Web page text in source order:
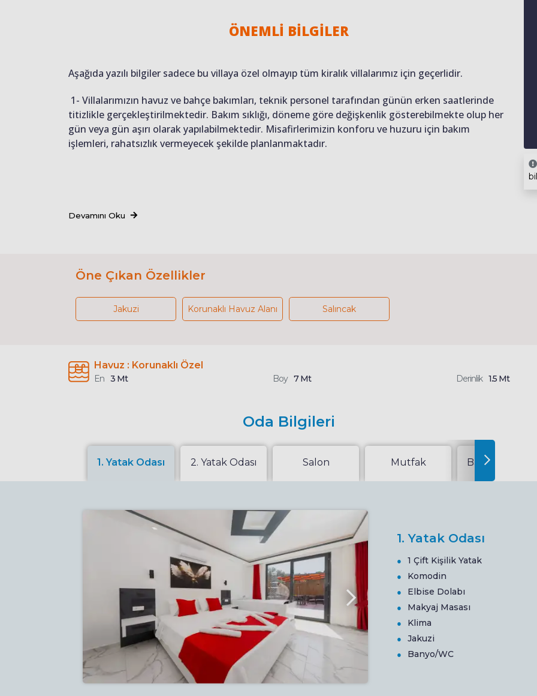
ÖNEMLİ BİLGİLER
Aşağıda yazılı bilgiler sadece bu villaya özel olmayıp tüm kiralık villalarımız için geçerlidir.
1- Villalarımızın havuz ve bahçe bakımları, teknik personel tarafından günün erken saatlerinde
titizlikle gerçekleştirilmektedir. Bakım sıklığı, döneme göre değişkenlik gösterebilmekte olup her
gün veya gün aşırı olarak yapılabilmektedir. Misafirlerimizin konforu ve huzuru için bakım
işlemleri, rahatsızlık vermeyecek şekilde planlanmaktadır.
Devamını Oku
Öne Çıkan Özellikler
Jakuzi Korunaklı Havuz Alanı Salıncak
Havuz : Korunaklı Özel
En 3 Mt Boy 7 Mt Derinlik 1.5 Mt
Oda Bilgileri
1. Yatak Odası 2. Yatak Odası Salon Mutfak Bahçe Veya
1. Yatak Odası
1 Çift Kişilik Yatak
Komodin
Elbise Dolabı
Makyaj Masası
Klima
Jakuzi
Banyo/WC